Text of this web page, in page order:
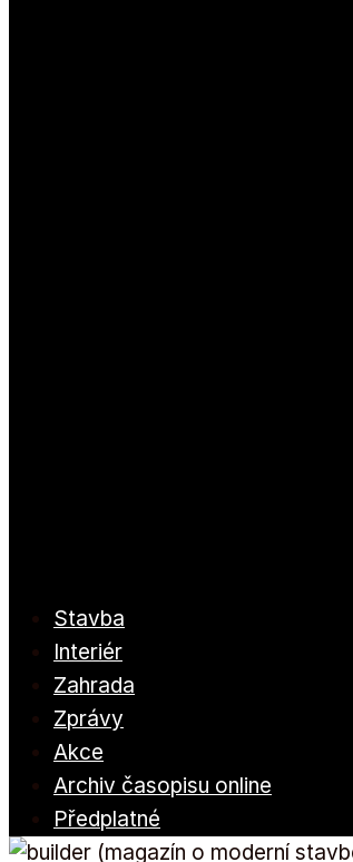
Stavba
Interiér
Zahrada
Zprávy
Akce
Archiv časopisu online
Předplatné